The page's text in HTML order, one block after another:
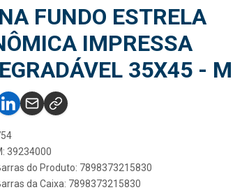
FUNDO ESTRELA
IMPRESSA
35X45 - M
39234000
do Produto: 7898373215830
da Caixa: 7898373215830